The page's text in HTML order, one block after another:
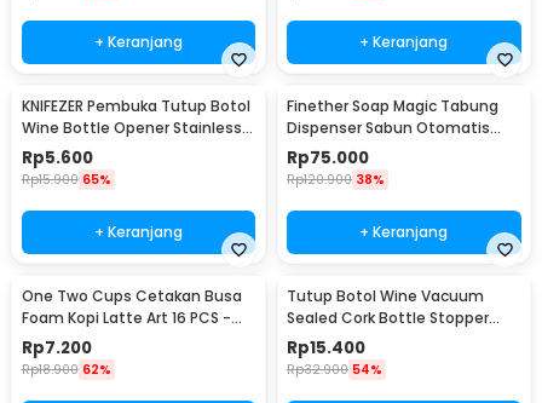
+ Keranjang + Keranjang
KNIFEZER Pembuka Tutup Botol
Wine Bottle Opener Stainless
Steel - WS01
Rp5.600
Rp15.900 65%
+ Keranjang
Finether Soap Magic Tabung
Dispenser Sabun Otomatis
400ml - AD-03
Rp75.000
Rp120.900 38%
+ Keranjang
One Two Cups Cetakan Busa
Foam Kopi Latte Art 16 PCS -
JJYE01
Rp7.200
Rp18.900 62%
Tutup Botol Wine Vacuum
Sealed Cork Bottle Stopper
Stainless Steel - G94529
Rp15.400
Rp32.900 54%